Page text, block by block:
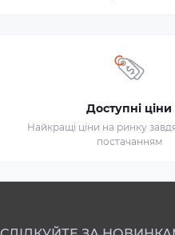
Доступні ціни
Найкращі ціни на ринку
постачанням